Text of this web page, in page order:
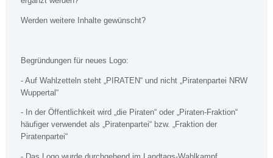
Werden weitere Inhalte gewünscht?
Begründungen für neues Logo:
- Auf Wahlzetteln steht „PIRATEN“ und nicht „Piratenpartei NRW
Wuppertal“
- In der Öffentlichkeit wird „die Piraten“ oder „Piraten-Fraktion“
häufiger verwendet als „Piratenpartei“ bzw. „Fraktion der
Piratenpartei“